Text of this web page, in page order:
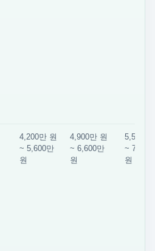
4,200만 원
~ 5,600만
원
4,900만 원
~ 6,600만
원
5,500만
~ 7,800
원